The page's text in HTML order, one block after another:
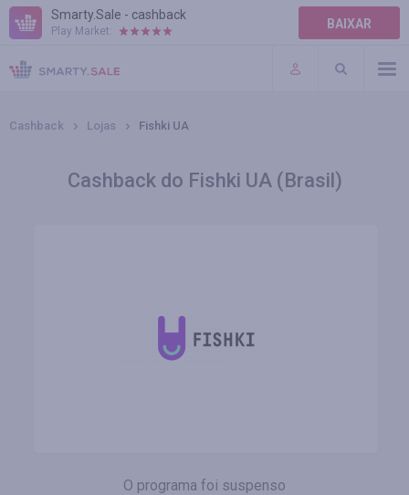
Smarty.Sale - cashback
Play Market: BAIXAR
AJUDA
TERMOS DE USO
Cashback Lojas Fishki UA
Cashback do Fishki UA (Brasil)
O programa foi suspenso